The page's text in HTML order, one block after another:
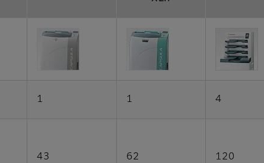
1 1 4
43 62 120